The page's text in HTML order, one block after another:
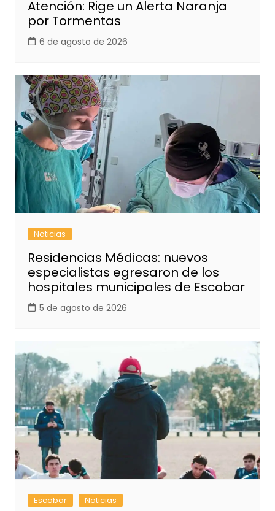
Atención: Rige un Alerta Naranja
por Tormentas
6 de agosto de 2026
Noticias
Residencias Médicas: nuevos
especialistas egresaron de los
hospitales municipales de Escobar
5 de agosto de 2026
Escobar Noticias